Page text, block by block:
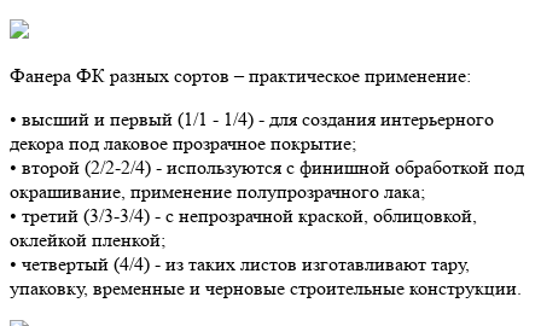
Фанера ФК разных сортов – практическое применение:
• высший и первый (1/1 - 1/4) - для создания интерьерного
декора под лаковое прозрачное покрытие;
• второй (2/2-2/4) - используются с финишной обработкой под
окрашивание, применение полупрозрачного лака;
• третий (3/3-3/4) - с непрозрачной краской, облицовкой,
оклейкой пленкой;
• четвертый (4/4) - из таких листов изготавливают тару,
упаковку, временные и черновые строительные конструкции.